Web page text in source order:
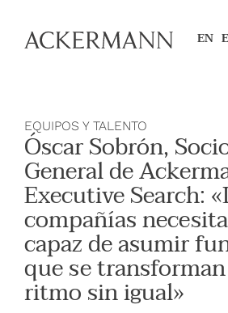
EN
EQUIPOS Y TALENTO
Óscar Sobrón,
General de
Executive Search:
compañías
capaz de asumir
que se
ritmo sin igual»